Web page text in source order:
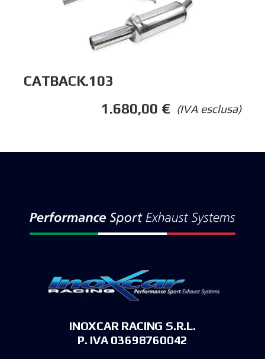
CATBACK.103
(IVA esclusa)
1.680,00 €
INOXCAR RACING S.R.L.
P. IVA 03698760042